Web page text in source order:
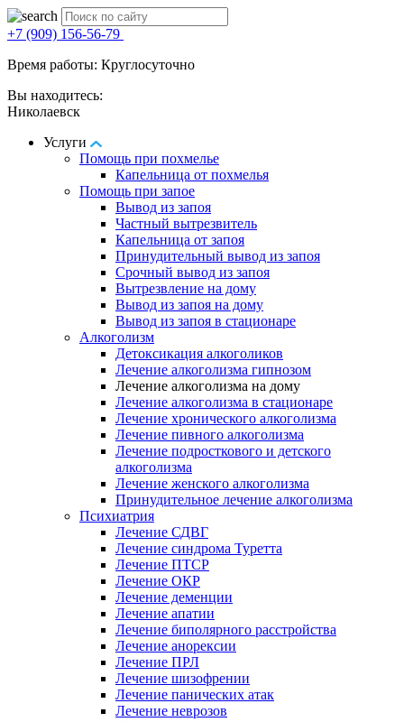
+7 (909) 156-56-79
Время работы: Круглосуточно
Вы находитесь:
Николаевск
Услуги
Помощь при похмелье
Капельница от похмелья
Помощь при запое
Вывод из запоя
Частный вытрезвитель
Капельница от запоя
Принудительный вывод из запоя
Срочный вывод из запоя
Вытрезвление на дому
Вывод из запоя на дому
Вывод из запоя в стационаре
Алкоголизм
Детоксикация алкоголиков
Лечение алкоголизма гипнозом
Лечение алкоголизма на дому
Лечение алкоголизма в стационаре
Лечение хронического алкоголизма
Лечение пивного алкоголизма
Лечение подросткового и детского
алкоголизма
Лечение женского алкоголизма
Принудительное лечение алкоголизма
Психиатрия
Лечение СДВГ
Лечение синдрома Туретта
Лечение ПТСР
Лечение ОКР
Лечение деменции
Лечение апатии
Лечение биполярного расстройства
Лечение анорексии
Лечение ПРЛ
Лечение шизофрении
Лечение панических атак
Лечение неврозов